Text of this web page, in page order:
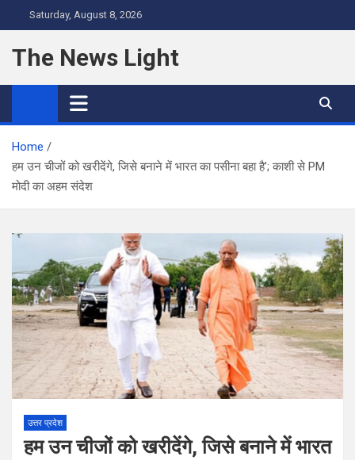
to
content
Saturday, August 8, 2026
The News Light
Home
हम उन चीजों को खरीदेंगे, जिसे बनाने में भारत का पसीना बहा है’; काशी से PM
मोदी का अहम संदेश
उत्तर प्रदेश
हम उन चीजों को खरीदेंगे, जिसे बनाने में भारत